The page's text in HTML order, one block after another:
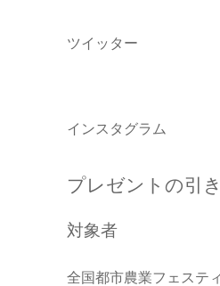
ツイッター
インスタグラム
プレゼントの引
対象者
全国都市農業フェステ